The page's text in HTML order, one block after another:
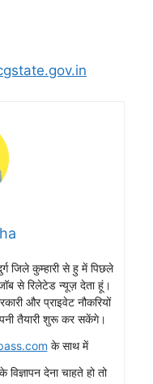
जिले कुम्हारी से हु में पिछले
से रिलेटेड न्यूज़ देता हूं।
और प्राइवेट नौकरियों
तैयारी शुरू कर सकेंगे।
के साथ में
देना चाहते हो तो